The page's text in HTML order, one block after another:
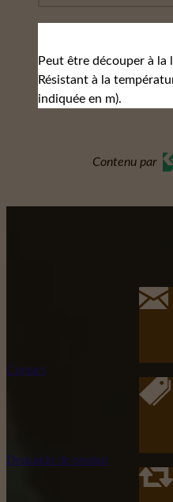
Peut être découper à la
Résistant à la
indiquée en m).
Contenu par
Contact
Demande de produit